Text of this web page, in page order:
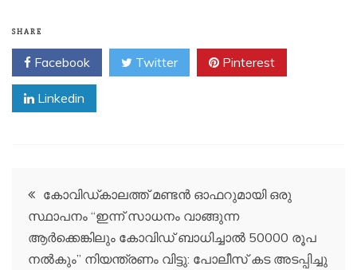
SHARE
Facebook Twitter Pinterest
Linkedin
Post
navigation
കോവിഡ്കാലത്ത് മണ്ടൻ ഓഫറുമായി ഒരു
സ്ഥാപനം “ഇന്ന് സാധനം വാങ്ങുന്ന
ആര്‍ക്കെങ്കിലും കോവിഡ് ബാധിച്ചാല്‍ 50000 രൂപ
നല്‍കും” നിയന്ത്രണം വിട്ടു: പോലീസ് കട അടപ്പിച്ചു